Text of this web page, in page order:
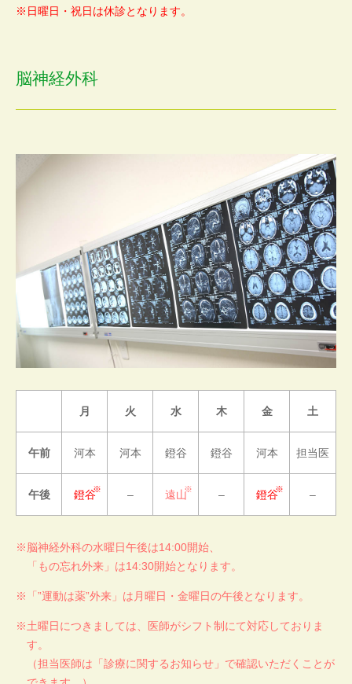
※日曜日・祝日は休診となります。
脳神経外科
月 火 水 木 金 土
午前 河本 河本 鐙谷 鐙谷 河本 担当医
午後 鐙谷 – 遠山 – 鐙谷 –
脳神経外科の水曜日午後は14:00開始、
「もの忘れ外来」は14:30開始となります。
「”運動は薬”外来」は月曜日・金曜日の午後となります。
土曜日につきましては、医師がシフト制にて対応しておりま
す。
（担当医師は「診療に関するお知らせ」で確認いただくことが